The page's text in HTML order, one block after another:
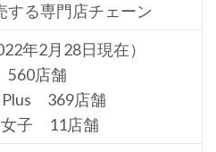
する専門店チェーン
年2月28日現在）
店舗
Plus 369店舗
女子 11店舗